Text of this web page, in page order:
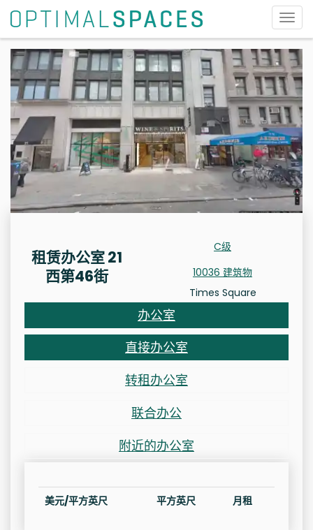
切
换
导
航
租赁办公室 21
西第46街
C级
10036 建筑物
Times Square
办公室
直接办公室
转租办公室
联合办公
附近的办公室
美元/平方英尺 平方英尺 月租